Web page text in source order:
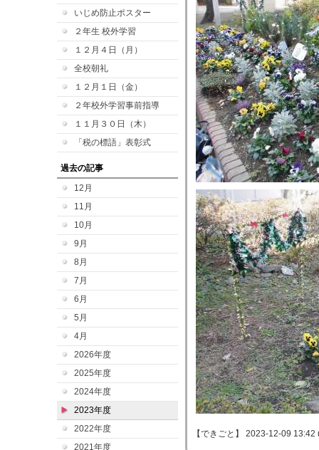
いじめ防止ポスター
２年生 校外学習
１２月４日（月）
全校朝礼
１２月１日（金）
２年校外学習事前指導
１１月３０日（木）
「税の標語」表彰式
過去の記事
12月
11月
10月
9月
8月
7月
6月
5月
4月
2026年度
2025年度
2024年度
2023年度
2022年度
2021年度
【できごと】 2023-12-09